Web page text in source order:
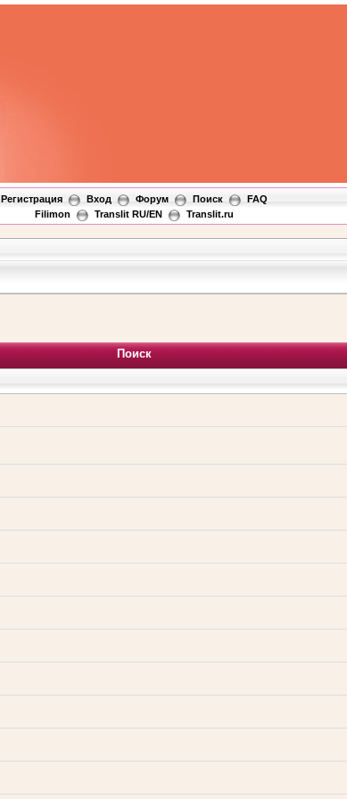
Регистрация Вход Форум Поиск
FAQ
Filimon
Translit RU/EN Translit.ru
Поиск